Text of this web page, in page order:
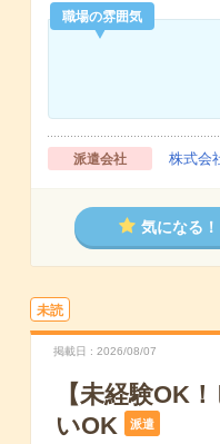
職場の雰囲気
派遣会社 株式会
気になる！
未読
掲載日 2026/08/07
【未経験OK
いOK
派遣